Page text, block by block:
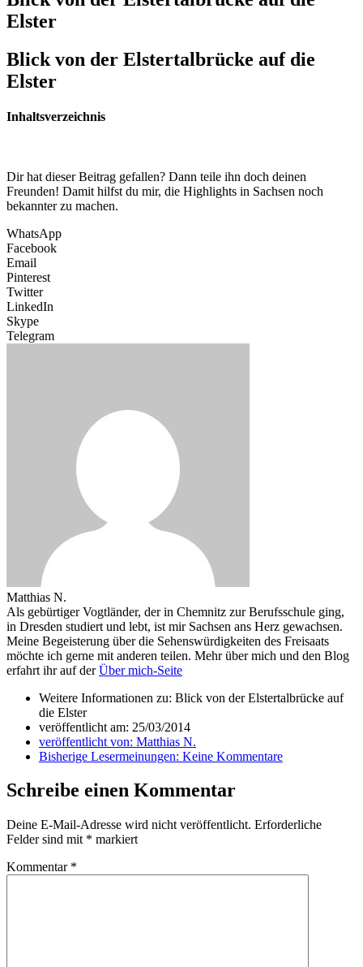
Elster
Blick von der Elstertalbrücke auf die
Elster
Inhaltsverzeichnis
Dir hat dieser Beitrag gefallen? Dann teile ihn doch deinen
Freunden! Damit hilfst du mir, die Highlights in Sachsen noch
bekannter zu machen.
WhatsApp
Facebook
Email
Pinterest
Twitter
LinkedIn
Skype
Telegram
Matthias N.
Als gebürtiger Vogtländer, der in Chemnitz zur Berufsschule ging,
in Dresden studiert und lebt, ist mir Sachsen ans Herz gewachsen.
Meine Begeisterung über die Sehenswürdigkeiten des Freisaats
möchte ich gerne mit anderen teilen. Mehr über mich und den Blog
erfahrt ihr auf derÜber mich-Seite
Weitere Informationen zu: Blick von der Elstertalbrücke auf
die Elster
veröffentlicht am: 25/03/2014
veröffentlicht von: Matthias N.
Bisherige Lesermeinungen: Keine Kommentare
Schreibe einen Kommentar
Deine E-Mail-Adresse wird nicht veröffentlicht. Erforderliche
Felder sind mit * markiert
Kommentar *